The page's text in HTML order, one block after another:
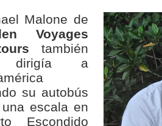
Malone de
Voyages
también
dirigía a
su autobús
escala en
Escondido